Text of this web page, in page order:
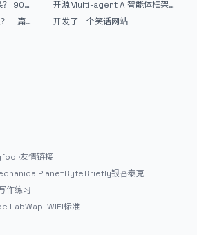
一篇
谢谢！
开源Multi-agent AI智能体框架
aevatar.ai，欢迎大家贡献代码
开发了一个笑话网站
·友情链接
PlanetByteBriefly银杏泰克
作练习
LabWapi WIFI标准